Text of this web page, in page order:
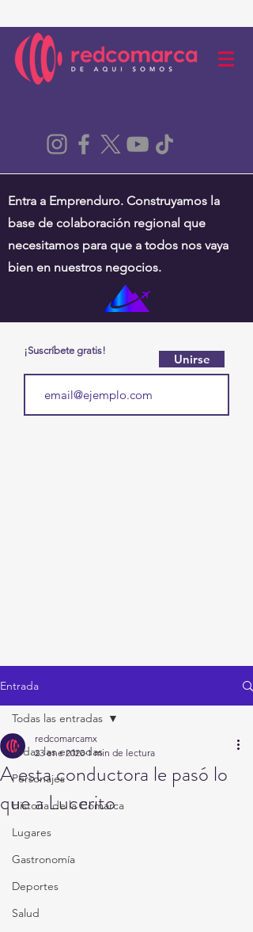
Entra a Emprenduro. Construyamos la
base de colaboración regional que
necesitamos para que a todos nos vaya
bien en nuestros negocios.
¡Suscríbete gratis!
Unirse
Entrada
Todas las entradas
Personajes
Historia de la Comarca
Lugares
Gastronomía
Deportes
Salud
Todas las entradas
A esta conductora le pasó lo
que a Lucerito
redcomarcamx
23 ene 2020 1 min de lectura